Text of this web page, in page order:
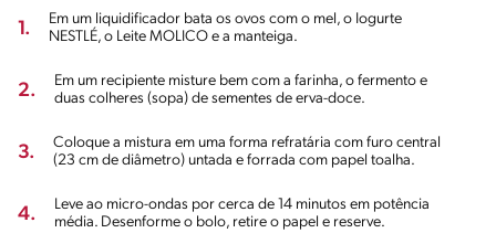
1.
Em um liquidificador bata os ovos com o mel, o Iogurte
NESTLÉ, o Leite MOLICO e a manteiga.
2.
Em um recipiente misture bem com a farinha, o fermento e
duas colheres (sopa) de sementes de erva-doce.
3.
Coloque a mistura em uma forma refratária com furo central
(23 cm de diâmetro) untada e forrada com papel toalha.
4.
Leve ao micro-ondas por cerca de 14 minutos em potência
média. Desenforme o bolo, retire o papel e reserve.